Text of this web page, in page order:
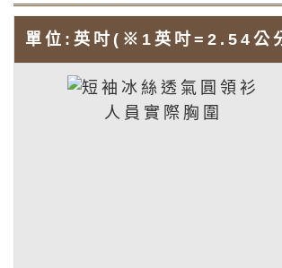
單位:英吋(※1英吋=2.54公
人員實際胸圍